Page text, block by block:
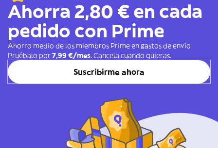
Ahorra 2,80 € en cada
pedido con Prime
Ahorro medio de los miembros Prime en gastos de envío
Pruébalo por7,99 €/mes. Cancela cuando quieras.
Suscribirme ahora